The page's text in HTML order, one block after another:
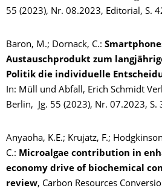
55 (2023), Nr. 08.2023, Editorial, S.
Baron, M.; Dornack, C.:
Austauschprodukt zum
Politik die individuelle
In: Müll und Abfall, Erich Schmidt
Berlin, Jg. 55 (2023), Nr. 07.2023, S.
Anyaoha, K.E.; Krujatz, F.;
C.: Microalgae contribution in
economy drive of biochemical
review, Carbon Resources